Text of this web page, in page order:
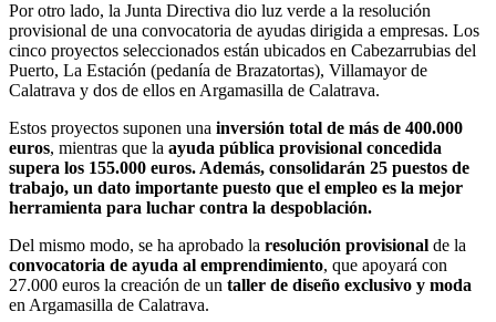
Por otro lado, la Junta Directiva dio luz verde a la resolución
provisional de una convocatoria de ayudas dirigida a empresas. Los
cinco proyectos seleccionados están ubicados en Cabezarrubias del
Puerto, La Estación (pedanía de Brazatortas), Villamayor de
Calatrava y dos de ellos en Argamasilla de Calatrava.
Estos proyectos suponen una inversión total de más de 400.000
euros, mientras que la ayuda pública provisional concedida
supera los 155.000 euros. Además, consolidarán 25 puestos de
trabajo, un dato importante puesto que el empleo es la mejor
herramienta para luchar contra la despoblación.
Del mismo modo, se ha aprobado la resolución provisional de la
convocatoria de ayuda al emprendimiento, que apoyará con
27.000 euros la creación de un taller de diseño exclusivo y moda
en Argamasilla de Calatrava.